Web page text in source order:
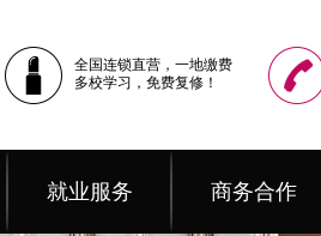
全国连锁直营，一地缴费
多校学习，免费复修！
就业服务 商务合作